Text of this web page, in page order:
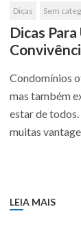
Dicas Sem
Dicas
Condomínios
mas também
estar de
muitas
LEIA MAIS